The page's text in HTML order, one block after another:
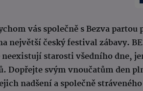
vás společně s Bezva partou
největší český festival zábavy.
neexistují starosti všedního dne,
Dopřejte svým vnoučatům den
nadšení a společně